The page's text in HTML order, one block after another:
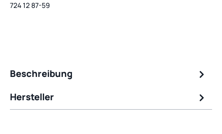
724 12 87-59
Beschreibung
Hersteller